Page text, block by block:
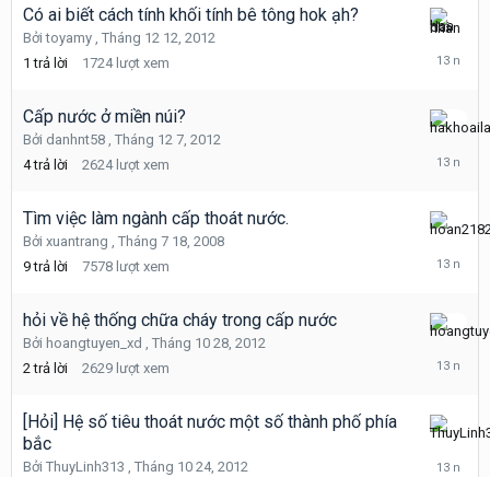
Có ai biết cách tính khối tính bê tông hok ạh?
Bởitoyamy , Tháng 12 12, 2012
1 trả lời 1724 lượt xem
Tháng
12
Cấp nước ở miền núi?
Bởi danhnt58 , Tháng 12 7, 2012
4 trả lời 2624 lượt xem
Tháng
12
Tìm việc làm ngành cấp thoát nước.
Bởi xuantrang , Tháng 7 18, 2008
9 trả lời 7578 lượt xem
Tháng
11
hỏi về hệ thống chữa cháy trong cấp nước
Bởi hoangtuyen_xd , Tháng 10 28, 2012
2 trả lời 2629 lượt xem
Tháng
10
[Hỏi] Hệ số tiêu thoát nước một số thành phố phía
bắc
Bởi ThuyLinh313 , Tháng 10 24, 2012
Tháng
10